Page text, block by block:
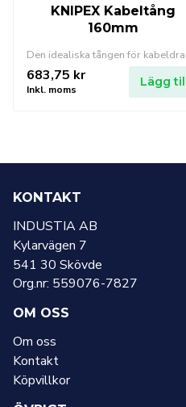
KNIPEX Kabeltång
160mm
683,75 kr
Inkl. moms
Lägg
KONTAKT
INDUSTIA AB
Kylarvägen 7
541 30 Skövde
Org.nr: 559076-7827
OM OSS
Om oss
Kontakt
Köpvillkor